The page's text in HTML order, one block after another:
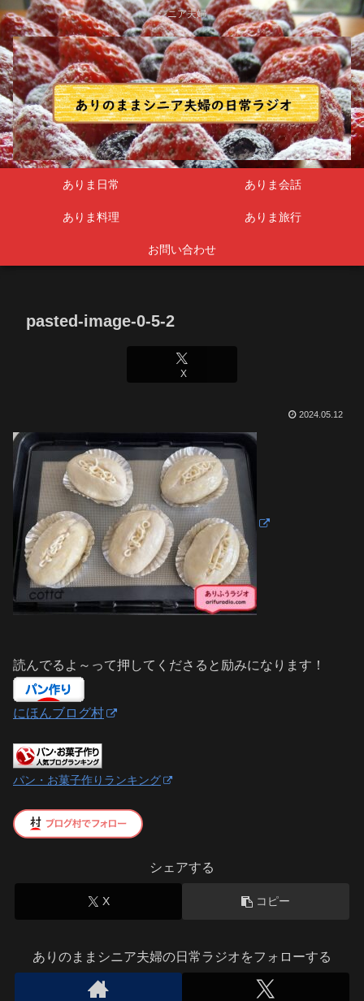
シニア夫婦
ありま日常 ありま会話
ありま料理 ありま旅行
お問い合わせ
pasted-image-0-5-2
X
2024.05.12
読んでるよ～って押してくださると励みになります！
にほんブログ村
パン・お菓子作りランキング
シェアする
X コピー
ありのままシニア夫婦の日常ラジオをフォローする